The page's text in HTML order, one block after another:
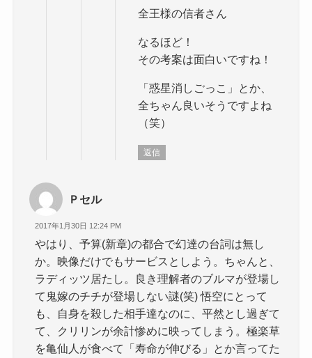
全王様の信者さん
なるほど！
その考案は面白いですね！
「惑星消しごっこ」とか、
全ちゃん良いそうですよね
（笑）
返信
Ｐセル
2017年1月30日 12:24 PM
やはり、予算(新章)の都合で幻達の台詞は無し
か。映像だけでもサービスとしよう。ちゃんと、
ラディッツ居たし。良き理解者のブルマが登場し
て鬼嫁のチチが登場しない謎(笑) 悟空にとって
も、自身を殺した相手達なのに、平然とし過ぎて
て、クリリンが余計惨めに映ってしまう。極楽草
を亀仙人が食べて「寿命が伸びる」とか言ってた